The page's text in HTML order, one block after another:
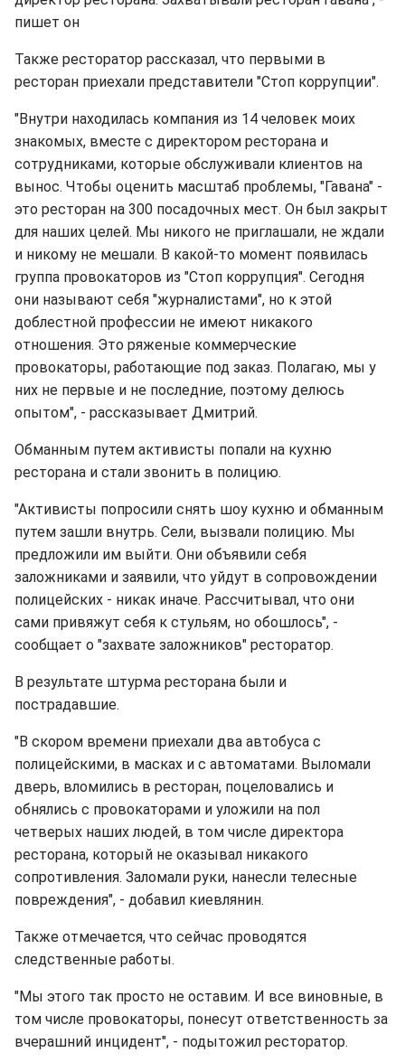
пишет он
Также ресторатор рассказал, что первыми в
ресторан приехали представители "Стоп коррупции".
"Внутри находилась компания из 14 человек моих
знакомых, вместе с директором ресторана и
сотрудниками, которые обслуживали клиентов на
вынос. Чтобы оценить масштаб проблемы, "Гавана" -
это ресторан на 300 посадочных мест. Он был закрыт
для наших целей. Мы никого не приглашали, не ждали
и никому не мешали. В какой-то момент появилась
группа провокаторов из "Стоп коррупция". Сегодня
они называют себя "журналистами", но к этой
доблестной профессии не имеют никакого
отношения. Это ряженые коммерческие
провокаторы, работающие под заказ. Полагаю, мы у
них не первые и не последние, поэтому делюсь
опытом", - рассказывает Дмитрий.
Обманным путем активисты попали на кухню
ресторана и стали звонить в полицию.
"Активисты попросили снять шоу кухню и обманным
путем зашли внутрь. Сели, вызвали полицию. Мы
предложили им выйти. Они объявили себя
заложниками и заявили, что уйдут в сопровождении
полицейских - никак иначе. Рассчитывал, что они
сами привяжут себя к стульям, но обошлось", -
сообщает о "захвате заложников" ресторатор.
В результате штурма ресторана были и
пострадавшие.
"В скором времени приехали два автобуса с
полицейскими, в масках и с автоматами. Выломали
дверь, вломились в ресторан, поцеловались и
обнялись с провокаторами и уложили на пол
четверых наших людей, в том числе директора
ресторана, который не оказывал никакого
сопротивления. Заломали руки, нанесли телесные
повреждения", - добавил киевлянин.
Также отмечается, что сейчас проводятся
следственные работы.
"Мы этого так просто не оставим. И все виновные, в
том числе провокаторы, понесут ответственность за
вчерашний инцидент", - подытожил ресторатор.